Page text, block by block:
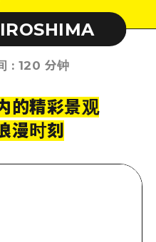
THE KNOT
: 120 分钟
的精彩景观
漫时刻